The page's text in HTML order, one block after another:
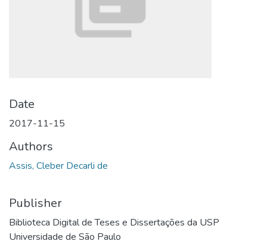
Date
2017-11-15
Authors
Assis, Cleber Decarli de
Publisher
Biblioteca Digital de Teses e Dissertações da USP
Universidade de São Paulo